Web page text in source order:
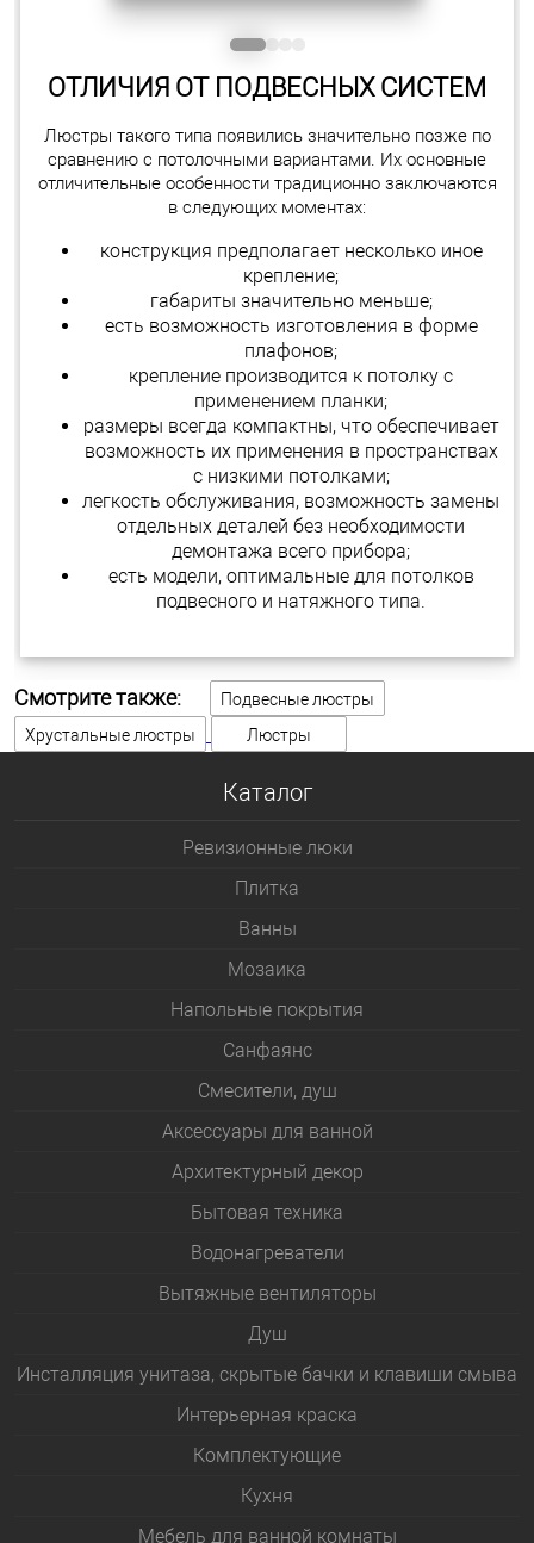
ОТЛИЧИЯ ОТ ПОДВЕСНЫХ СИСТЕМ
Люстры такого типа появились значительно позже по
сравнению с потолочными вариантами. Их основные
отличительные особенности традиционно заключаются
в следующих моментах:
конструкция предполагает несколько иное
крепление;
габариты значительно меньше;
есть возможность изготовления в форме
плафонов;
крепление производится к потолку с
применением планки;
размеры всегда компактны, что обеспечивает
возможность их применения в пространствах
с низкими потолками;
легкость обслуживания, возможность замены
отдельных деталей без необходимости
демонтажа всего прибора;
есть модели, оптимальные для потолков
подвесного и натяжного типа.
Смотрите также:
Подвесные люстры
Хрустальные люстры
Люстры
Каталог
Ревизионные люки
Плитка
Bанны
Мозаика
Напольные покрытия
Санфаянс
Смесители, душ
Аксессуары для ванной
Архитектурный декор
Бытовая техника
Водонагреватели
Вытяжные вентиляторы
Душ
Инсталляция унитаза, скрытые бачки и клавиши смыва
Интерьерная краска
Комплектующие
Кухня
Мебель для ванной комнаты